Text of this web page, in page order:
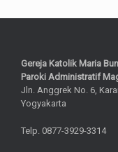
Gereja Katolik Maria
Paroki Administratif
Jln. Anggrek No. 6,
Yogyakarta
Telp. 0877-3929-3314